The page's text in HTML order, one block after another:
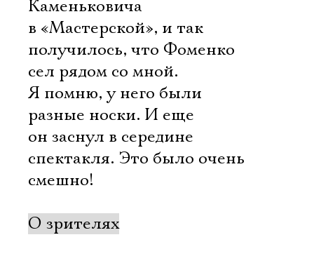
Каменьковича
в «Мастерской», и так
получилось, что Фоменко
сел рядом со мной.
Я помню, у него были
разные носки. И еще
он заснул в середине
спектакля. Это было очень
смешно!
О зрителях